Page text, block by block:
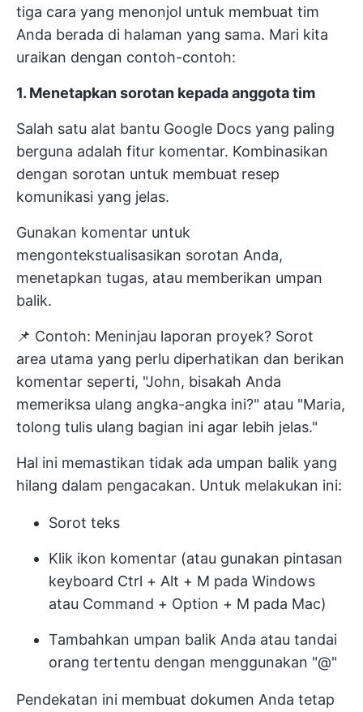
tiga cara yang menonjol untuk membuat tim
Anda berada di halaman yang sama. Mari kita
uraikan dengan contoh-contoh:
1. Menetapkan sorotan kepada anggota tim
Salah satu alat bantu Google Docs yang paling
berguna adalah fitur komentar. Kombinasikan
dengan sorotan untuk membuat resep
komunikasi yang jelas.
Gunakan komentar untuk
mengontekstualisasikan sorotan Anda,
menetapkan tugas, atau memberikan umpan
balik.
📌 Contoh: Meninjau laporan proyek? Sorot
area utama yang perlu diperhatikan dan berikan
komentar seperti, "John, bisakah Anda
memeriksa ulang angka-angka ini?" atau "Maria,
tolong tulis ulang bagian ini agar lebih jelas."
Hal ini memastikan tidak ada umpan balik yang
hilang dalam pengacakan. Untuk melakukan ini:
Sorot teks
Klik ikon komentar (atau gunakan pintasan
keyboard Ctrl + Alt + M pada Windows
atau Command + Option + M pada Mac)
Tambahkan umpan balik Anda atau tandai
orang tertentu dengan menggunakan "@"
Pendekatan ini membuat dokumen Anda tetap